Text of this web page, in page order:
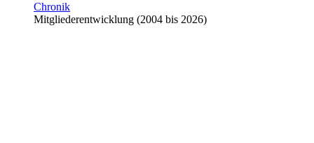
Chronik
Mitgliederentwicklung (2004 bis 2026)